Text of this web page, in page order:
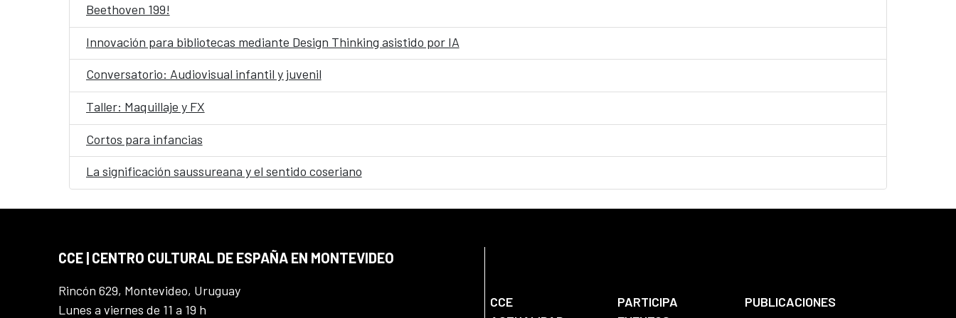
Beethoven 199!
Innovación para bibliotecas mediante Design Thinking asistido por IA
Conversatorio: Audiovisual infantil y juvenil
Taller: Maquillaje y FX
Cortos para infancias
La significación saussureana y el sentido coseriano
CCE | CENTRO CULTURAL DE ESPAÑA EN MONTEVIDEO
Rincón 629, Montevideo, Uruguay
Lunes a viernes de 11 a 19 h
CCE PARTICIPA
PUBLICACIONES